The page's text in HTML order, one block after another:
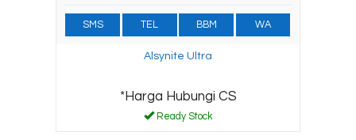
SMS TEL BBM WA
Alsynite Ultra
*Harga Hubungi CS
Ready Stock